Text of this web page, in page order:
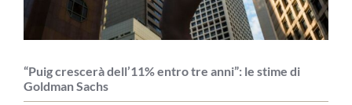
NEWSLETTER
CATEGORIE
“Puig crescerà dell’11% entro tre anni”: le stime di
Goldman Sachs